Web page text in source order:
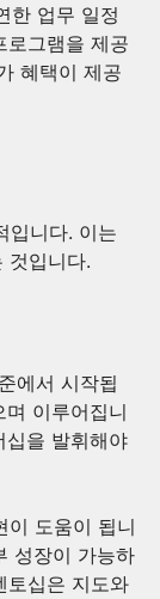
한 업무 일정
로그램을 제공
혜택이 제공
입니다. 이는
것입니다.
에서 시작됩
이루어집니
십을 발휘해야
이 도움이 됩니
성장이 가능하
토십은 지도와